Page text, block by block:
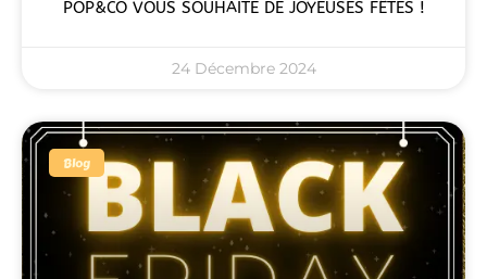
POP&CO VOUS SOUHAITE DE JOYEUSES FÊTES !
24 Décembre 2024
Blog